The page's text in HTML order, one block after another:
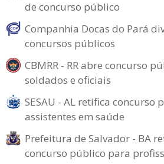
de concurso público
Companhia Docas do Pará
concursos públicos
CBMRR - RR abre concurso
soldados e oficiais
SESAU - AL retifica concurso
assistentes em saúde
Prefeitura de Salvador - BA
concurso público para